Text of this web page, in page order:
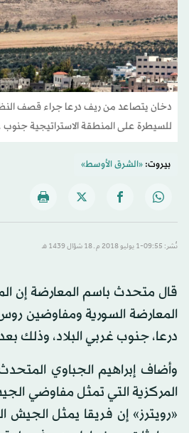
دخان يتصاعد من ريف درعا جراء قصف
للسيطرة على المنطقة الاستراتيجية
بيروت:«الشرق الأوسط»
نُشر: 09:55-1 يوليو 2018 م ـ 18 شوّال 1439 هـ
قال متحدث باسم المعارضة إن
المعارضة السورية ومفاوضين
درعا، جنوب غربي البلاد، وذلك
وأضاف إبراهيم الجباوي
المركزية التي تمثل مفاوضي
«رويترز» إن فريقا يمثل الجيش